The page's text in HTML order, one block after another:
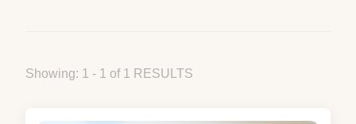
Showing: 1 - 1 of 1 RESULTS